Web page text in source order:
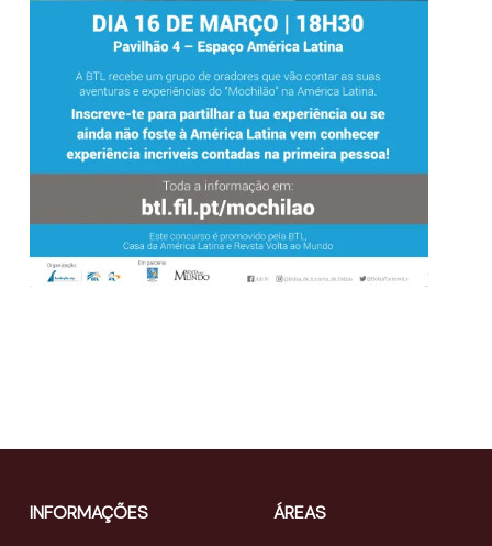
INFORMAÇÕES ÁREAS